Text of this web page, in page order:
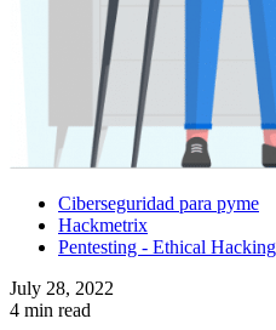
Ciberseguridad para pyme
Hackmetrix
Pentesting - Ethical Hacking
July 28, 2022
4 min read